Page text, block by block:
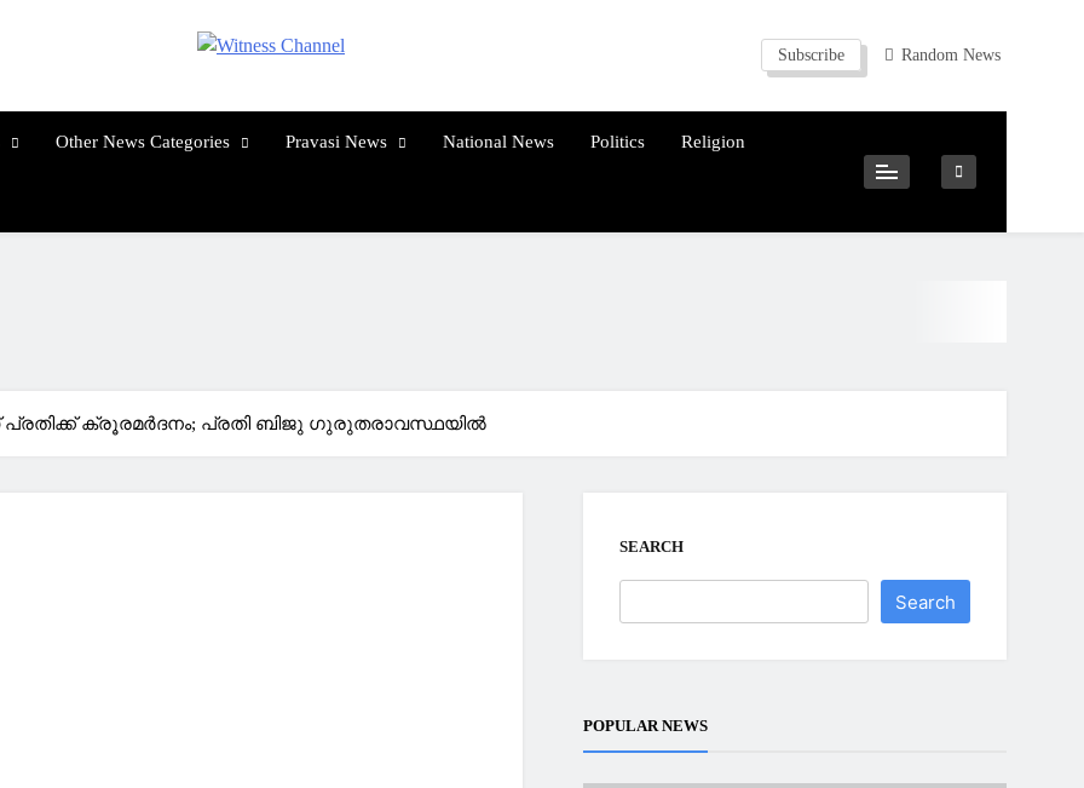
Subscribe Random News
Other News Categories Pravasi News National News Politics Religion
പ്രതിക്ക് ക്രൂരമര്‍ദനം; പ്രതി ബിജു ഗുരുതരാവസ്ഥയില്‍
SEARCH
Search
POPULAR NEWS